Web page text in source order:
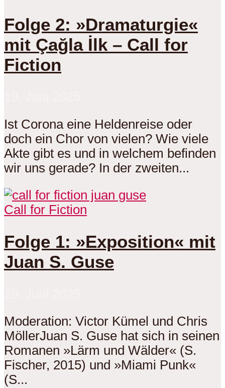
Folge 2: »Dramaturgie«
mit Çağla İlk – Call for
Fiction
Ist Corona eine Heldenreise oder
doch ein Chor von vielen? Wie viele
Akte gibt es und in welchem befinden
wir uns gerade? In der zweiten...
Call for Fiction
Folge 1: »Exposition« mit
Juan S. Guse
Moderation: Victor Kümel und Chris
MöllerJuan S. Guse hat sich in seinen
Romanen »Lärm und Wälder« (S.
Fischer, 2015) und »Miami Punk«
(S...